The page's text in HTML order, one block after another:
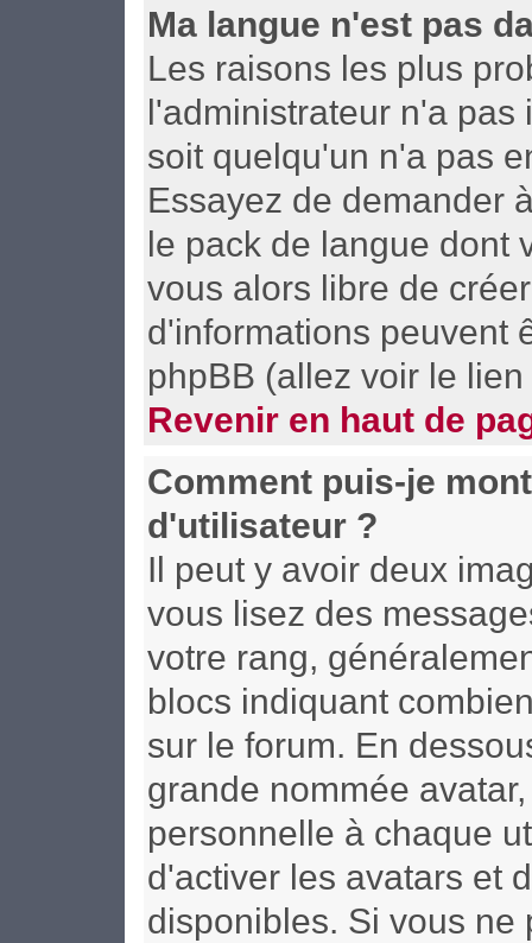
Ma langue n'est pas
Les raisons les plus
l'administrateur n'a
soit quelqu'un n'a pas
Essayez de demander
le pack de langue dont
vous alors libre de
d'informations peuvent
phpBB (allez voir le
Revenir en haut de
Comment puis-je
d'utilisateur ?
Il peut y avoir deux
vous lisez des
votre rang,
blocs indiquant
sur le forum. En
grande nommée
personnelle à chaque
d'activer les avatars et
disponibles. Si vous ne